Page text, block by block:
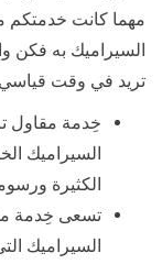
مهما كانت خدمتكم
السيراميك به فكن
تريد في وقت
خِدمة مقاول
السيراميك
الكثيرة
تسعى خِدمة
السيراميك